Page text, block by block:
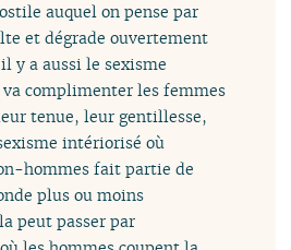
auquel on pense par
et dégrade ouvertement
y a aussi le sexisme
complimenter les femmes
tenue, leur gentillesse,
intériorisé où
hommes fait partie de
plus ou moins
peut passer par